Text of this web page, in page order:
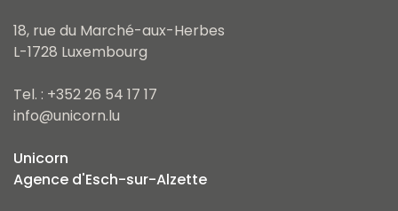
18, rue du Marché-aux-Herbes
L-1728 Luxembourg
Tel. : +352 26 54 17 17
info@unicorn.lu
Unicorn
Agence d'Esch-sur-Alzette